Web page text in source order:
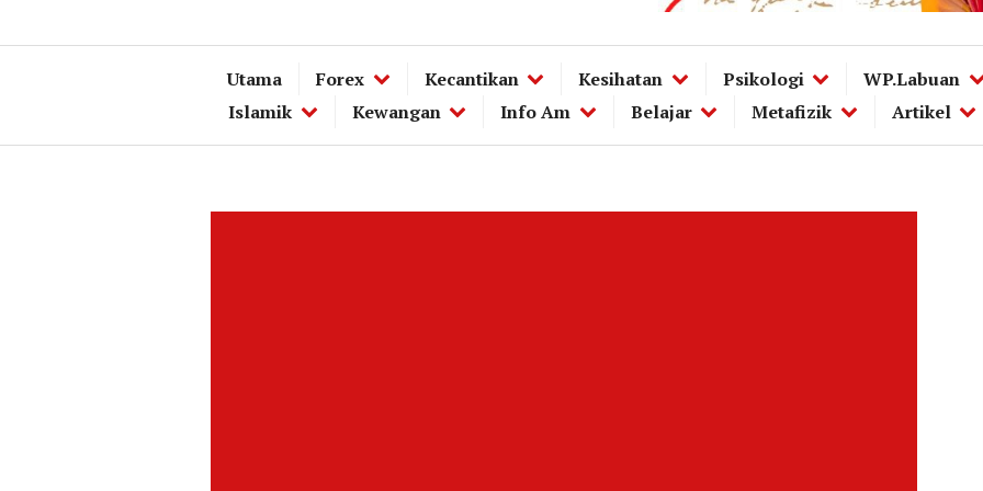
Utama Forex Kecantikan Kesihatan Psikologi WP.Labuan
Islamik
Kewangan Info Am Belajar Metafizik Artikel